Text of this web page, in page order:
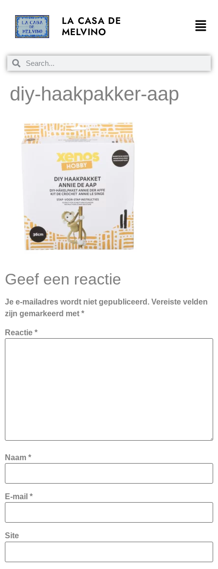
LA CASA DE
MELVINO
diy-haakpakker-aap
Geef een reactie
Je e-mailadres wordt niet gepubliceerd. Vereiste velden
zijn gemarkeerd met *
Reactie *
Naam *
E-mail *
Site